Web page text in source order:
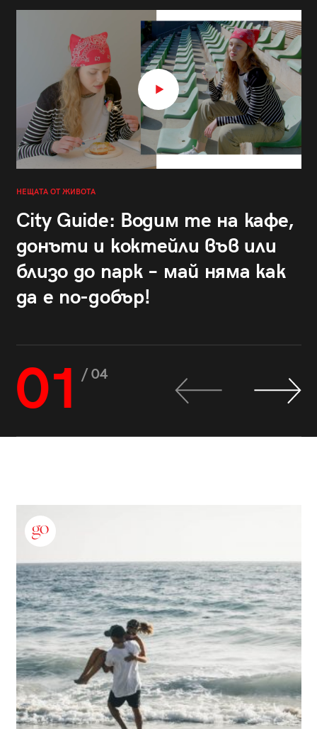
НЕЩАТА ОТ ЖИВОТА
City Guide: Водим те на кафе,
донъти и коктейли във или
близо до парк – май няма как
да е по-добър!
01 / 04